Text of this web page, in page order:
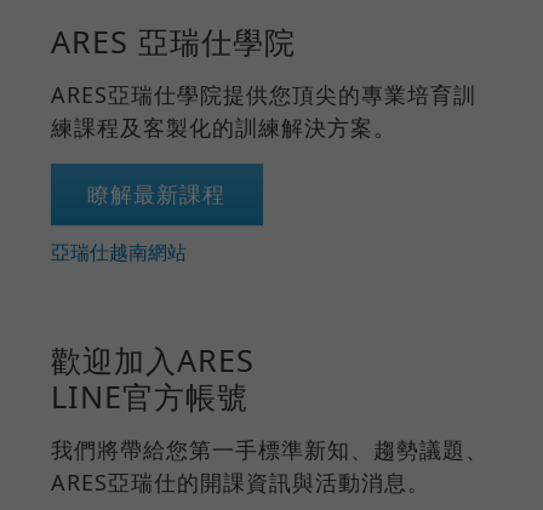
ARES 亞瑞仕學院
ARES亞瑞仕學院提供您頂尖的專業培育訓
練課程及客製化的訓練解決方案。
瞭解最新課程
亞瑞仕越南網站
歡迎加入ARES
LINE官方帳號
我們將帶給您第一手標準新知、趨勢議題、
ARES亞瑞仕的開課資訊與活動消息。